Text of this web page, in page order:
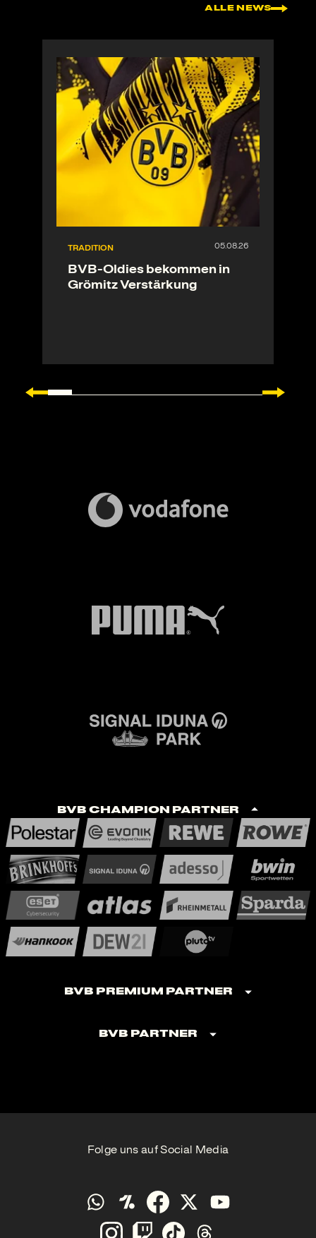
ALLE NEWS
TRADITION
BVB-Oldies bekommen in
Grömitz Verstärkung
BVB Champion Partner
BVB Premium Partner
BVB Partner
Folge uns auf Social Media